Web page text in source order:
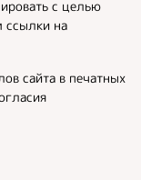
с целью
ссылки на
сайта в печатных